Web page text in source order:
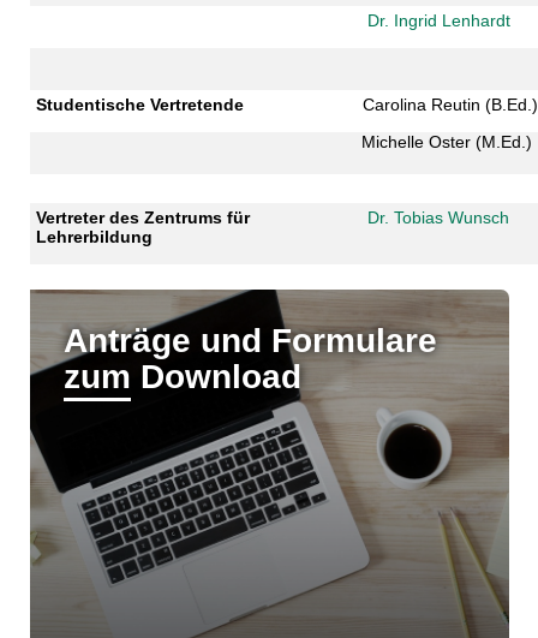
Dr. Ingrid Lenhardt
Studentische Vertretende
Carolina Reutin (B.Ed.)
Michelle Oster (M.Ed.)
Vertreter des Zentrums für
Lehrerbildung
Dr. Tobias Wunsch
Anträge und Formulare
zum Download